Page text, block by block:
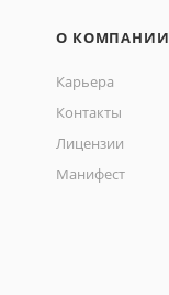
О КОМПАНИИ
Карьера
Контакты
Лицензии
Манифест